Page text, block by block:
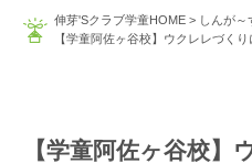
伸芽'Sクラブ学童HOME> しんが～
【学童阿佐ヶ谷校】ウクレレづくり
【学童阿佐ヶ谷校